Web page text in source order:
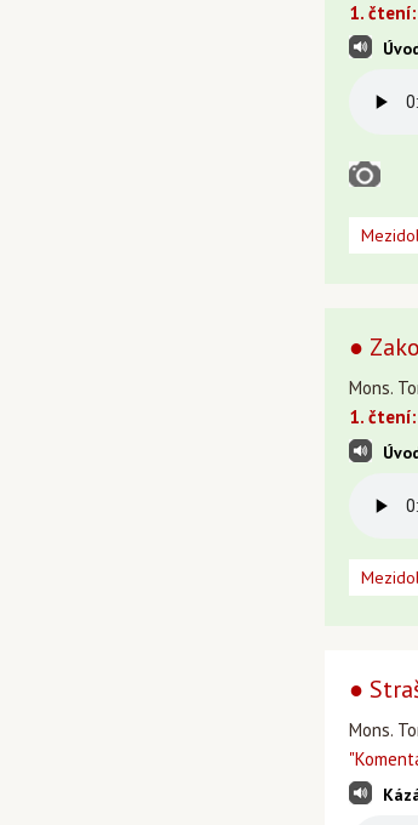
1. čtení:
●
Mons.
1. čtení:
●
Mons.